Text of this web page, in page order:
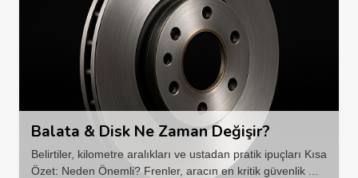
Balata & Disk Ne Zaman Değişir?
Belirtiler, kilometre aralıkları ve ustadan pratik ipuçları Kısa
Özet: Neden Önemli? Frenler, aracın en kritik güvenlik ...